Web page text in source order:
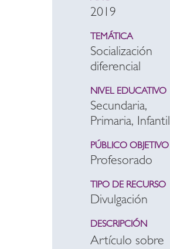
2019
TEMÁTICA
Socialización
diferencial
NIVEL EDUCATIVO
Secundaria,
Primaria, Infantil
PÚBLICO OBJETIVO
Profesorado
TIPO DE RECURSO
Divulgación
DESCRIPCIÓN
Artículo sobre